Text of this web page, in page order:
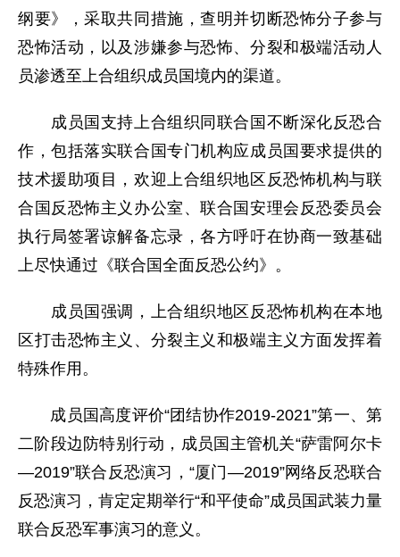
纲要》，采取共同措施，查明并切断恐怖分子参与
恐怖活动，以及涉嫌参与恐怖、分裂和极端活动人
员渗透至上合组织成员国境内的渠道。
成员国支持上合组织同联合国不断深化反恐合
作，包括落实联合国专门机构应成员国要求提供的
技术援助项目，欢迎上合组织地区反恐怖机构与联
合国反恐怖主义办公室、联合国安理会反恐委员会
执行局签署谅解备忘录，各方呼吁在协商一致基础
上尽快通过《联合国全面反恐公约》。
成员国强调，上合组织地区反恐怖机构在本地
区打击恐怖主义、分裂主义和极端主义方面发挥着
特殊作用。
成员国高度评价“团结协作2019-2021”第一、第
二阶段边防特别行动，成员国主管机关“萨雷阿尔卡
—2019”联合反恐演习，“厦门—2019”网络反恐联合
反恐演习，肯定定期举行“和平使命”成员国武装力量
联合反恐军事演习的意义。